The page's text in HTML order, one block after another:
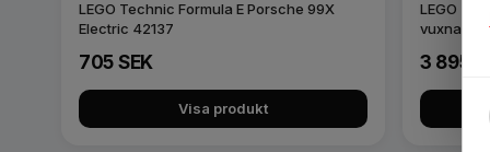
LEGO Technic Formula E Porsche 99X
Electric 42137
705 SEK
Visa produkt
LEGO
vuxna
3 895